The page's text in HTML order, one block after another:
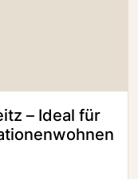
– Ideal für